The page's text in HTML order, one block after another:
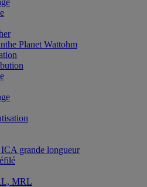
Planet Wattohm
grande longueur
MRL